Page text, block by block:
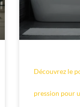
Découvrez le
pression pour